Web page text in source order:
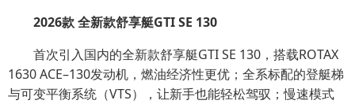
2026款 全新款舒享艇GTI SE 130
首次引入国内的全新款舒享艇GTI SE 130，搭载ROTAX
1630 ACE–130发动机，燃油经济性更优；全系标配的登艇梯
与可变平衡系统（VTS），让新手也能轻松驾驭；慢速模式